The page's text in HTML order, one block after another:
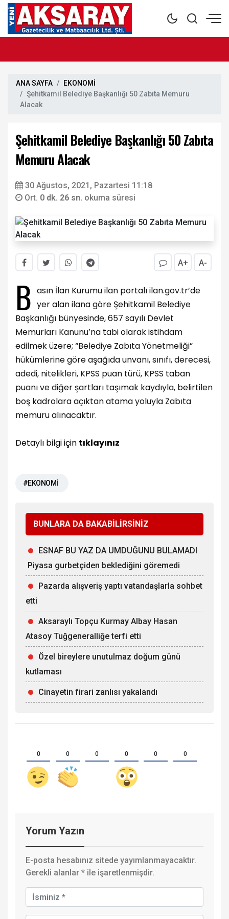
ANA SAYFA
EKONOMİ
Şehitkamil Belediye Başkanlığı 50 Zabıta Memuru
Alacak
Şehitkamil Belediye Başkanlığı 50 Zabıta
Memuru Alacak
30 Ağustos, 2021, Pazartesi 11:18
Ort. 0 dk. 26 sn. okuma süresi
A+ A-
B asın İlan Kurumu ilan portalı ilan.gov.tr’de
yer alan ilana göre Şehitkamil Belediye
Başkanlığı bünyesinde, 657 sayılı Devlet
Memurları Kanunu’na tabi olarak istihdam
edilmek üzere; “Belediye Zabıta Yönetmeliği”
hükümlerine göre aşağıda unvanı, sınıfı, derecesi,
adedi, nitelikleri, KPSS puan türü, KPSS taban
puanı ve diğer şartları taşımak kaydıyla, belirtilen
boş kadrolara açıktan atama yoluyla Zabıta
memuru alınacaktır.
Detaylı bilgi için tıklayınız
#EKONOMİ
BUNLARA DA BAKABİLİRSİNİZ
ESNAF BU YAZ DA UMDUĞUNU BULAMADI
Piyasa gurbetçiden beklediğini göremedi
Pazarda alışveriş yaptı vatandaşlarla sohbet
etti
Aksaraylı Topçu Kurmay Albay Hasan
Atasoy Tuğgeneralliğe terfi etti
Özel bireylere unutulmaz doğum günü
kutlaması
Cinayetin firari zanlısı yakalandı
0 0 0 0 0 0
Yorum Yazın
E-posta hesabınız sitede yayımlanmayacaktır.
Gerekli alanlar * ile işaretlenmişdir.